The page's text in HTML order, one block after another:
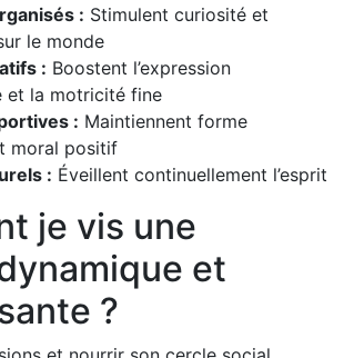
: Stimulent curiosité et
le monde
: Boostent l’expression
et la motricité fine
: Maintiennent forme
moral positif
: Éveillent continuellement l’esprit
je vis une
et
?